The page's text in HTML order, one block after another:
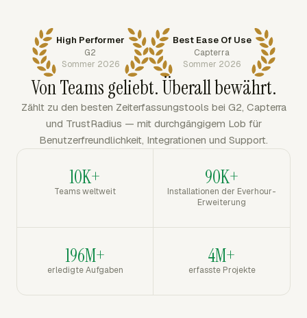
High Performer
G2
Sommer 2026
Best Ease Of Use
Capterra
Sommer 2026
Von Teams geliebt. Überall bewährt.
Zählt zu den besten Zeiterfassungstools bei G2, Capterra
und TrustRadius — mit durchgängigem Lob für
Benutzerfreundlichkeit, Integrationen und Support.
10K+
Teams weltweit
90K+
Installationen der Everhour-
Erweiterung
196M+
erledigte Aufgaben
4M+
erfasste Projekte